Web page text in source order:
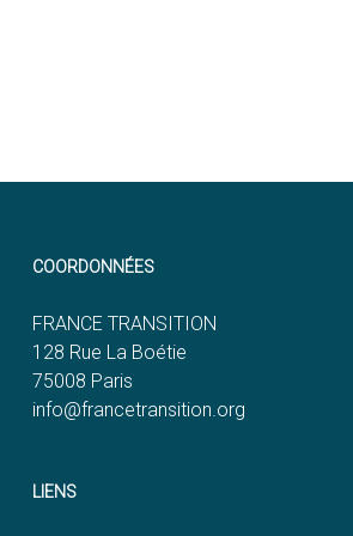
COORDONNÉES
FRANCE TRANSITION
128 Rue La Boétie
75008 Paris
info@francetransition.org
LIENS